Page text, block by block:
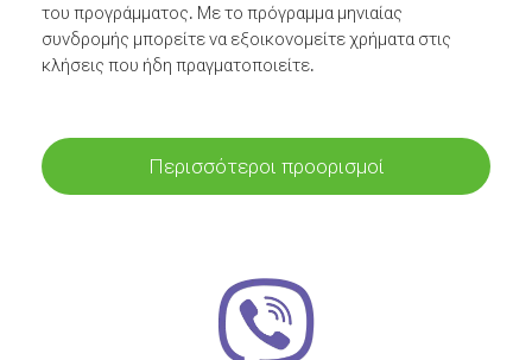
του προγράμματος. Με το πρόγραμμα μηνιαίας
συνδρομής μπορείτε να εξοικονομείτε χρήματα στις
κλήσεις που ήδη πραγματοποιείτε.
Περισσότεροι προορισμοί